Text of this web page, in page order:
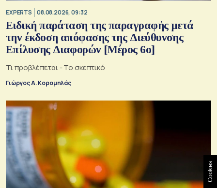
EXPERTS 08.08.2026, 09:32
Ειδική παράταση της παραγραφής μετά
την έκδοση απόφασης της Διεύθυνσης
Επίλυσης Διαφορών [Μέρος 6ο]
Τι προβλέπεται - Το σκεπτικό
Γιώργος Α. Κορομηλάς
Cookies